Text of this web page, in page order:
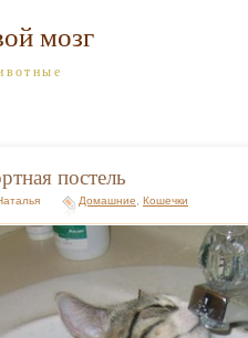
мозг
постель
Домашние Кошечки